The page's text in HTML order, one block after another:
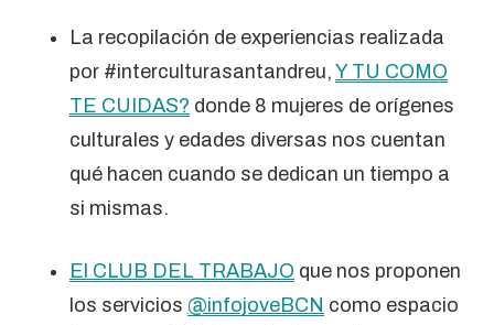
La recopilación de experiencias realizada
por #interculturasantandreu, Y TU COMO
TE CUIDAS? donde 8 mujeres de orígenes
culturales y edades diversas nos cuentan
qué hacen cuando se dedican un tiempo a
si mismas.
El CLUB DEL TRABAJO que nos proponen
los servicios @infojoveBCN como espacio